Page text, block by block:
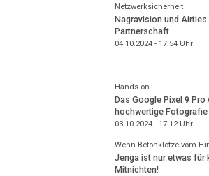
Netzwerksicherheit
Nagravision und Airties
Partnerschaft
04.10.2024 - 17:54Uhr
Hands-on
Das Google Pixel 9 Pro
hochwertige
03.10.2024 - 17:12Uhr
Wenn Betonklötze vom
Jenga ist nur etwas für
Mitnichten!